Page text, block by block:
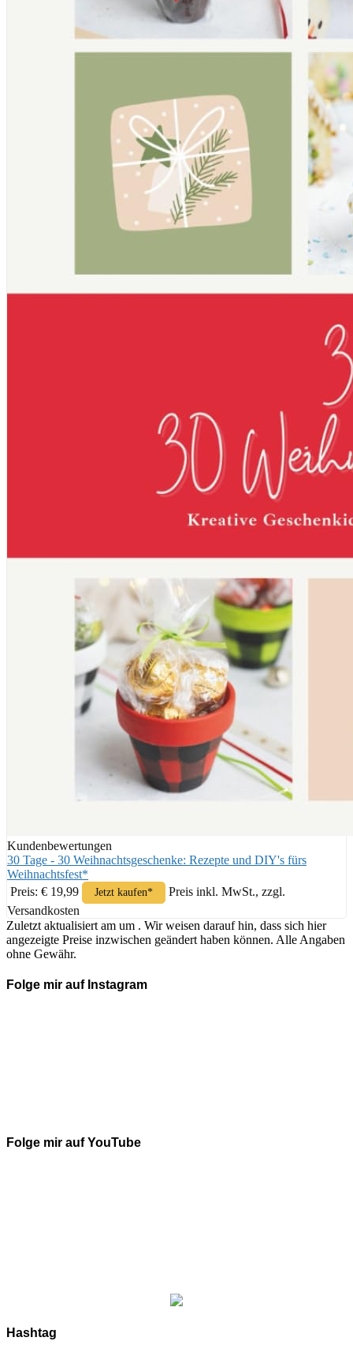
Kundenbewertungen
30 Tage - 30 Weihnachtsgeschenke: Rezepte und DIY's fürs
Weihnachtsfest*
Preis: € 19,99
Jetzt kaufen*
Preis inkl. MwSt., zzgl.
Versandkosten
Zuletzt aktualisiert am um . Wir weisen darauf hin, dass sich hier
angezeigte Preise inzwischen geändert haben können. Alle Angaben
ohne Gewähr.
Folge mir auf Instagram
Folge mir auf YouTube
Hashtag